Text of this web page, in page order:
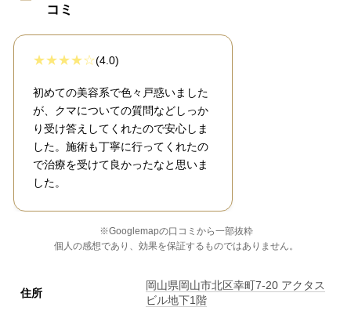
コミ
(4.0)
初めての美容系で色々戸惑いました
が、クマについての質問などしっか
り受け答えしてくれたので安心しま
した。施術も丁寧に行ってくれたの
で治療を受けて良かったなと思いま
した。
※Googlemapの口コミから一部抜粋
個人の感想であり、効果を保証するものではありません。
住所
岡山県岡山市北区幸町7-20 アクタス
ビル地下1階